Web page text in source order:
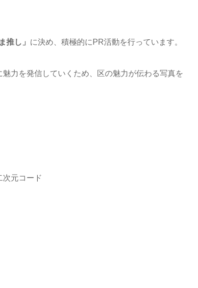
推し」 に決め、積極的にPR活動を行っています。
力を発信していくため、区の魅力が伝わる写真を